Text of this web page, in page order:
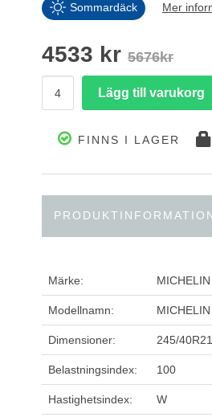
Sommardäck Mer
4533 kr 5676kr
FINNS I LAGER
Märke: MICHELIN
Modellnamn:
Dimensioner: 245/40R21
Belastningsindex: 100
Hastighetsindex: W